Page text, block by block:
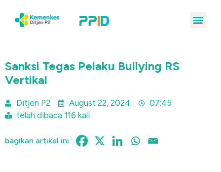
Sanksi Tegas Pelaku Bullying RS
Vertikal
Ditjen P2 August 22, 2024
07:45
telah dibaca 116 kali
bagikan artikel ini :